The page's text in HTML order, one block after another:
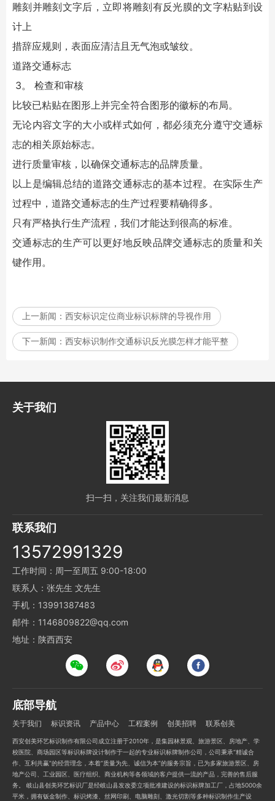
雕刻并雕刻文字后，立即将雕刻有反光膜的文字粘贴到设
计上
措辞应规则，表面应清洁且无气泡或皱纹。
道路交通标志
3。 检查和审核
比较已粘贴在图形上并完全符合图形的徽标的布局。
无论内容文字的大小或样式如何，都必须充分遵守交通标
志的相关原始标志。
进行质量审核，以确保交通标志的品牌质量。
以上是编辑总结的道路交通标志的基本过程。在实际生产
过程中，道路交通标志的生产过程要精确得多。
只有严格执行生产流程，我们才能达到很高的标准。
交通标志的生产可以更好地反映品牌交通标志的质量和关
键作用。
上一新闻： 西安标识定位商业标识标牌的导视作用
下一新闻： 西安标识制作交通标识反光膜怎样才能平整
关于我们
扫一扫，关注我们最新消息
联系我们
13572991329
工作时间：周一至周五 9:00-18:00
联系人：张先生 文先生
手机：13991387483
邮件：1146809822@qq.com
地址：陕西西安
底部导航
关于我们 标识资讯 产品中心 工程案例 创美招聘 联系创美
西安创美环艺标识制作有限公司成立注册于2010年，是集园林景观、旅游景区、房地产、学
校医院、商场园区等标识标牌设计制作于一起的专业标识标牌制作公司，公司秉承“精诚合
作、互利共赢”的经营理念，本着“质量为先、诚信为本”的服务宗旨，已为多家旅游景区、房
地产公司、工业园区、医疗组织、商业机构等各领域的客户提供一流的产品，完善的售后服
务。 岐山县创美环艺标识厂是经岐山县发改委立项批准建设的标识标牌加工厂，占地5000余
平米，拥有钣金制作、标识烤漆、丝网印刷、电脑雕刻、激光切割等多种标识制作生产设